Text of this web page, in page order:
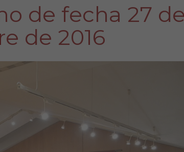
de fecha 27 de
de 2016